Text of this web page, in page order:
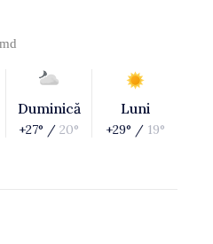
Duminică
+27° / 20°
Luni
+29° / 19°